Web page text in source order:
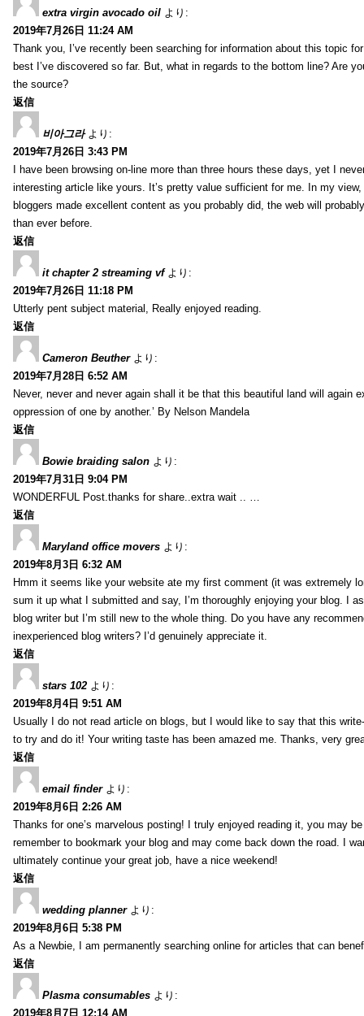
extra virgin avocado oil より:
2019年7月26日 11:24 AM
Thank you, I’ve recently been searching for information about this topic
best I’ve discovered so far. But, what in regards to the bottom line? Are
the source?
返信
비아그라 より:
2019年7月26日 3:43 PM
I have been browsing on-line more than three hours these days, yet I
interesting article like yours. It’s pretty value sufficient for me. In my
bloggers made excellent content as you probably did, the web will
than ever before.
返信
it chapter 2 streaming vf より:
2019年7月26日 11:18 PM
Utterly pent subject material, Really enjoyed reading.
返信
Cameron Beuther より:
2019年7月28日 6:52 AM
Never, never and never again shall it be that this beautiful land will again
oppression of one by another.’ By Nelson Mandela
返信
Bowie braiding salon より:
2019年7月31日 9:04 PM
WONDERFUL Post.thanks for share..extra wait .. …
返信
Maryland office movers より:
2019年8月3日 6:32 AM
Hmm it seems like your website ate my first comment (it was extremely
sum it up what I submitted and say, I’m thoroughly enjoying your blog. I
blog writer but I’m still new to the whole thing. Do you have any
inexperienced blog writers? I’d genuinely appreciate it.
返信
stars 102 より:
2019年8月4日 9:51 AM
Usually I do not read article on blogs, but I would like to say that this
to try and do it! Your writing taste has been amazed me. Thanks, very
返信
email finder より:
2019年8月6日 2:26 AM
Thanks for one’s marvelous posting! I truly enjoyed reading it, you may
remember to bookmark your blog and may come back down the road. I
ultimately continue your great job, have a nice weekend!
返信
wedding planner より:
2019年8月6日 5:38 PM
As a Newbie, I am permanently searching online for articles that can
返信
Plasma consumables より:
2019年8月7日 12:14 AM